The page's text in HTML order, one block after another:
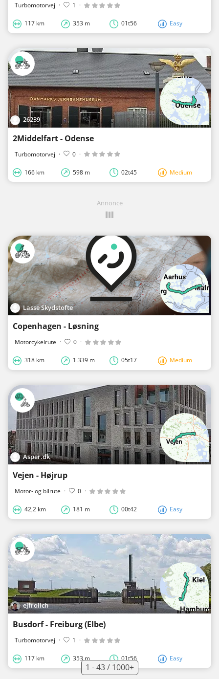
Turbomotorvej · 1 ·
117 km 353 m 01t56 Easy
26239
2Middelfart - Odense
Turbomotorvej · 0 ·
166 km 598 m 02t45 Medium
Annonce
Lasse Skydstofte
Copenhagen - Løsning
Motorcykelrute · 0 ·
318 km 1.339 m 05t17 Medium
Asper.dk
Vejen - Højrup
Motor- og bilrute · 0 ·
42,2 km 181 m 00t42 Easy
ejfrolich
Busdorf - Freiburg (Elbe)
Turbomotorvej · 1 ·
117 km 353 m 01t56 Easy
1 - 43 / 1000+